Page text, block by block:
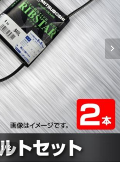
1/2